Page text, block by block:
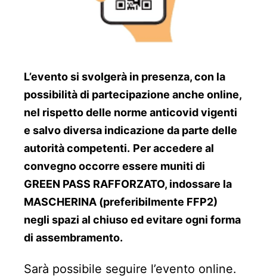
L’evento si svolgerà in presenza, con la
possibilità di partecipazione anche online,
nel rispetto delle norme anticovid vigenti
e salvo diversa indicazione da parte delle
autorità competenti. Per accedere al
convegno occorre essere muniti di
GREEN PASS RAFFORZATO, indossare la
MASCHERINA (preferibilmente FFP2)
negli spazi al chiuso ed evitare ogni forma
di assembramento.
Sarà possibile seguire l’evento online.